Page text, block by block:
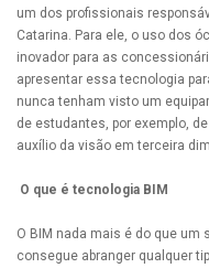
um dos profissionais
Catarina. Para ele, o uso dos
inovador para as
apresentar essa tecnologia
nunca tenham visto um
de estudantes, por exemplo,
auxílio da visão em terceira
O que é tecnologia BIM
O BIM nada mais é do que
consegue abranger qualquer